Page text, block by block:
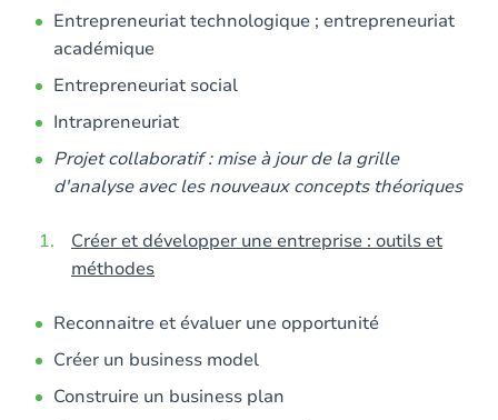
Entrepreneuriat technologique ; entrepreneuriat
académique
Entrepreneuriat social
Intrapreneuriat
Projet collaboratif : mise à jour de la grille
d'analyse avec les nouveaux concepts théoriques
Créer et développer une entreprise : outils et
méthodes
Reconnaitre et évaluer une opportunité
Créer un business model
Construire un business plan